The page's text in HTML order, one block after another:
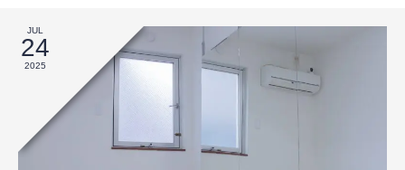
JUL
24
2025